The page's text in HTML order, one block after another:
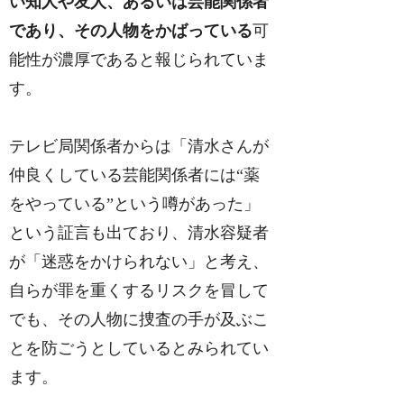
であり、その人物をかばっている可
能性が濃厚であると報じられていま
す。
テレビ局関係者からは「清水さんが
仲良くしている芸能関係者には“薬
をやっている”という噂があった」
という証言も出ており、清水容疑者
が「迷惑をかけられない」と考え、
自らが罪を重くするリスクを冒して
でも、その人物に捜査の手が及ぶこ
とを防ごうとしているとみられてい
ます。